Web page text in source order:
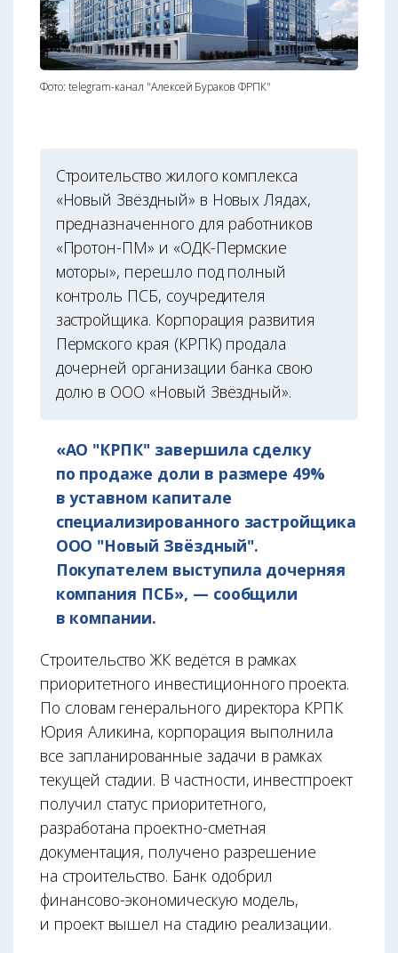
Фото: telegram-канал "Алексей Бураков ФРПК"
Строительство жилого комплекса
«Новый Звёздный» в Новых Лядах,
предназначенного для работников
«Протон-ПМ» и «ОДК-Пермские
моторы», перешло под полный
контроль ПСБ, соучредителя
застройщика. Корпорация развития
Пермского края (КРПК) продала
дочерней организации банка свою
долю в ООО «Новый Звёздный».
«АО "КРПК" завершила сделку
по продаже доли в размере 49%
в уставном капитале
специализированного застройщика
ООО "Новый Звёздный".
Покупателем выступила дочерняя
компания ПСБ», — сообщили
в компании.
Строительство ЖК ведётся в рамках
приоритетного инвестиционного проекта.
По словам генерального директора КРПК
Юрия Аликина, корпорация выполнила
все запланированные задачи в рамках
текущей стадии. В частности, инвестпроект
получил статус приоритетного,
разработана проектно-сметная
документация, получено разрешение
на строительство. Банк одобрил
финансово-экономическую модель,
и проект вышел на стадию реализации.